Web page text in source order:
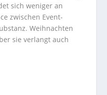
sich weniger an
zwischen Event-
Weihnachten
sie verlangt auch